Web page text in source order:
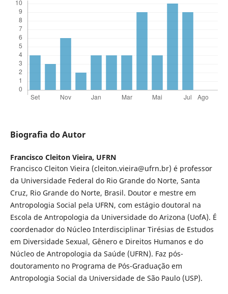
Biografia do Autor
Francisco Cleiton Vieira, UFRN
Francisco Cleiton Vieira (cleiton.vieira@ufrn.br) é professor
da Universidade Federal do Rio Grande do Norte, Santa
Cruz, Rio Grande do Norte, Brasil. Doutor e mestre em
Antropologia Social pela UFRN, com estágio doutoral na
Escola de Antropologia da Universidade do Arizona (UofA). É
coordenador do Núcleo Interdisciplinar Tirésias de Estudos
em Diversidade Sexual, Gênero e Direitos Humanos e do
Núcleo de Antropologia da Saúde (UFRN). Faz pós-
doutoramento no Programa de Pós-Graduação em
Antropologia Social da Universidade de São Paulo (USP).